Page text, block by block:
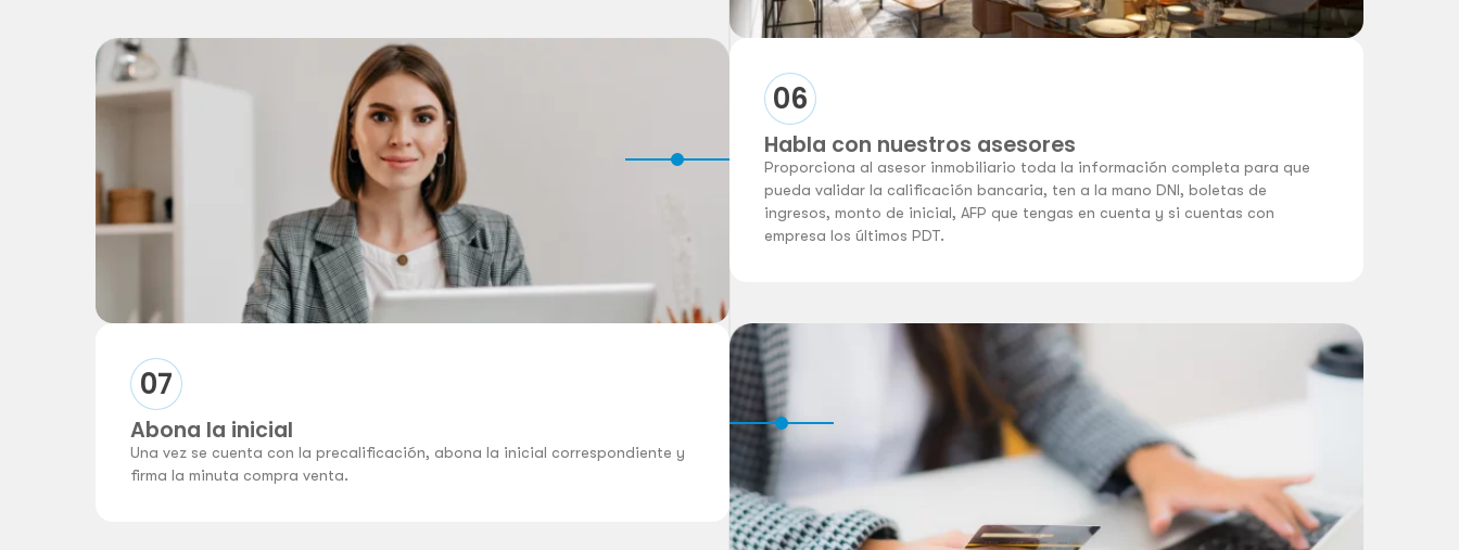
06
Habla con nuestros asesores
Proporciona al asesor inmobiliario toda la información completa para que
pueda validar la calificación bancaria, ten a la mano DNI, boletas de
ingresos, monto de inicial, AFP que tengas en cuenta y si cuentas con
empresa los últimos PDT.
07
Abona la inicial
Una vez se cuenta con la precalificación, abona la inicial correspondiente y
firma la minuta compra venta.